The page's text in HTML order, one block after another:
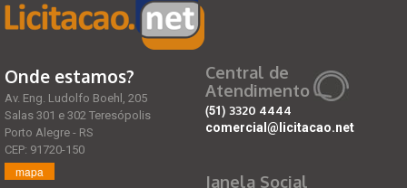
Onde estamos?
Av. Eng. Ludolfo Boehl, 205
Salas 301 e 302 Teresópolis
Porto Alegre - RS
CEP: 91720-150
mapa
Central de
Atendimento
(51) 3320 4444
comercial@licitacao.net
Janela Social